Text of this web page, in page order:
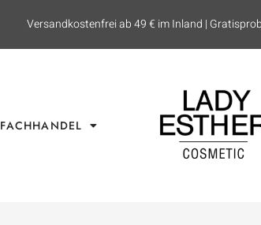
Versandkostenfrei ab 49 € im Inland |
FACHHANDEL